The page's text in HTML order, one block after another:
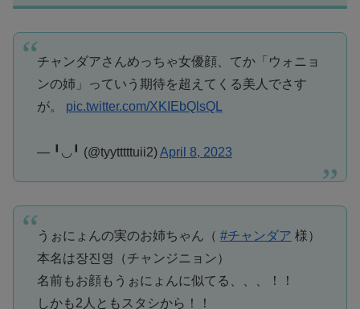
チャンダアさんめっちゃ女優顔、てか「ウォニョ
ンの姉」っていう期待を超えてくる美人でさす
が。 pic.twitter.com/XKIEbQlsQL
— ╹◡╹ (@tyytttttuii2)April 8, 2023
うぉにょんの実のお姉ちゃん（ #チャンダア 様）
本名は장진영（チャンジニョン）
名前もお顔もうぉにょんに似てる、、、！！
しかも2人ともスタシから！！